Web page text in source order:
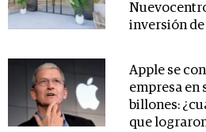
inversión de
Apple se
empresa en
billones:
que